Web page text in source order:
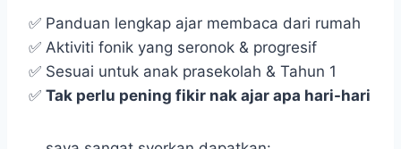
✅ Panduan lengkap ajar membaca dari rumah
✅ Aktiviti fonik yang seronok & progresif
✅ Sesuai untuk anak prasekolah & Tahun 1
✅ Tak perlu pening fikir nak ajar apa hari-hari